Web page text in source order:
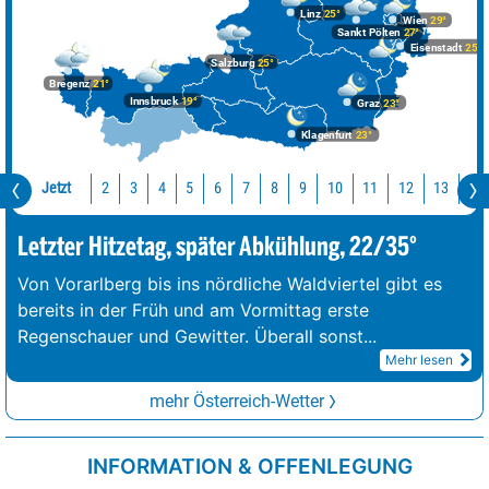
Bregenz21°
Graz23°
Innsbruck19°
Klagenfurt 23°
Linz25°
Salzburg25°
Wien 29°
Eisenstadt 25°
Sankt Pölten 27°
Jetzt 2 3 4 5 6 7 8 9 10 11 12 13 14
Letzter Hitzetag, später Abkühlung, 22/35°
Von Vorarlberg bis ins nördliche Waldviertel gibt es
bereits in der Früh und am Vormittag erste
Regenschauer und Gewitter. Überall sonst...
Mehr lesen
mehr Österreich-Wetter
INFORMATION & OFFENLEGUNG